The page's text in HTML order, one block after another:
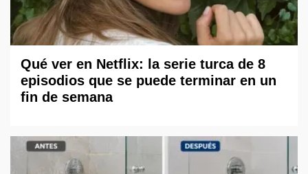
Qué ver en Netflix: la serie turca de 8
episodios que se puede terminar en un
fin de semana